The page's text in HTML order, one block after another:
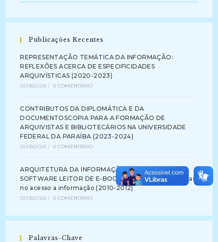
Publicações Recentes
REPRESENTAÇÃO TEMÁTICA DA INFORMAÇÃO:
REFLEXÕES ACERCA DE ESPECIFICIDADES
ARQUIVÍSTICAS (2020-2023)
03/08/2026 / 0 COMENTÁRIO
CONTRIBUTOS DA DIPLOMÁTICA E DA
DOCUMENTOSCOPIA PARA A FORMAÇÃO DE
ARQUIVISTAS E BIBLIOTECÁRIOS NA UNIVERSIDADE
FEDERAL DA PARAÍBA (2023-2024)
03/08/2026 / 0 COMENTÁRIO
ARQUITETURA DA INFORMAÇÃO NA INTERFACE DE
SOFTWARE LEITOR DE E-BOOK: identificando barreiras
no acesso a informação (2010-2012)
03/08/2026 / 0 COMENTÁRIO
Palavras-Chave